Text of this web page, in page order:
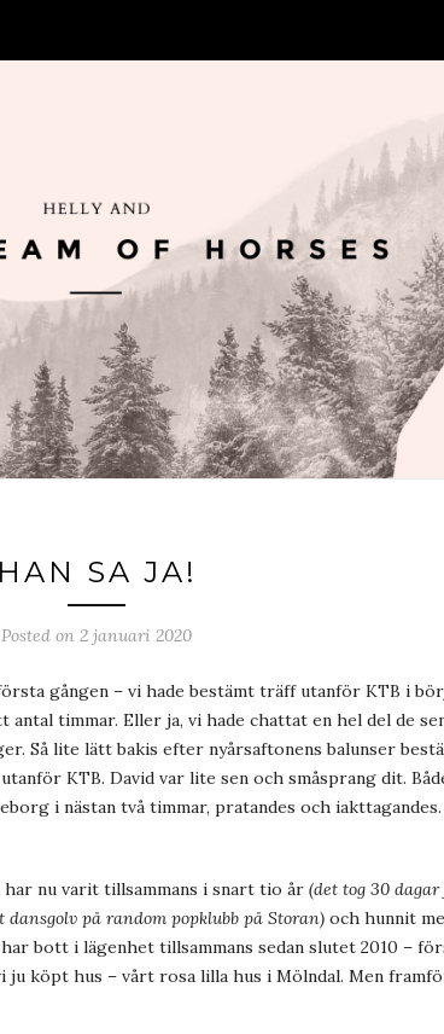
HAN SA JA!
Posted on 2 januari 2020
gången – vi hade bestämt träff utanför KTB i
timmar. Eller ja, vi hade chattat en hel del de
Så lite lätt bakis efter nyårsaftonens balunser
KTB. David var lite sen och småsprang dit.
i nästan två timmar, pratandes och
har nu varit tillsammans i snart tio år (det tog 30
på random popklubb på Storan) och hunnit
bott i lägenhet tillsammans sedan slutet 2010 –
ju köpt hus – vårt rosa lilla hus i Mölndal. Men